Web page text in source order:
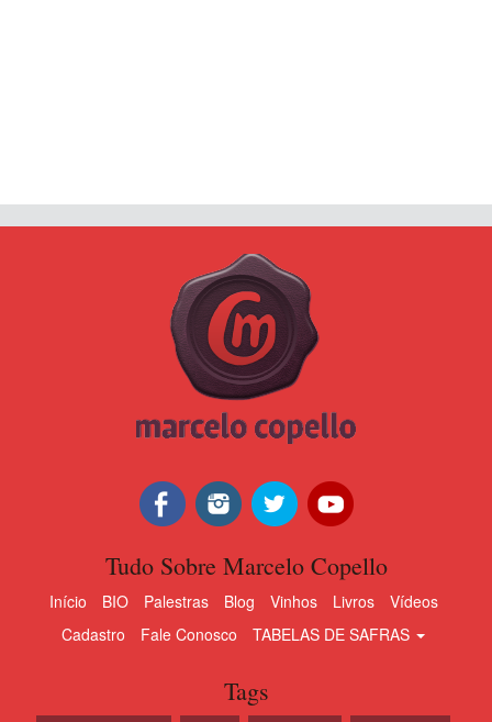
Tudo Sobre Marcelo Copello
Início BIO Palestras Blog Vinhos Livros
Vídeos
Cadastro
Fale Conosco TABELAS DE SAFRAS
Tags